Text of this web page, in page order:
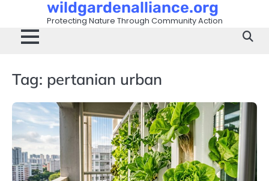
content
wildgardenalliance.org
Protecting Nature Through Community Action
Tag: pertanian urban